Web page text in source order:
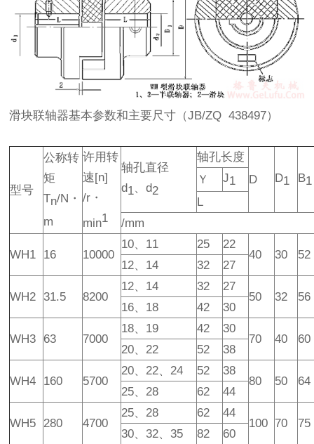
滑块联轴器基本参数和主要尺寸（JB/ZQ 438497）
型号
公称转
矩
Tn/N・
m
许用转
速[n]
/r・
min1
轴孔直径
d1、d2
轴孔长度
D
D1 B1
Ｙ J1
L
/mm
WH1 16 10000
10、11 25 22
40 30 52
12、14 32 27
WH2 31.5 8200
12、14 32 27
50 32 56
16、18 42 30
WH3 63 7000
18、19 42 30
70 40 60
20、22 52 38
WH4 160 5700
20、22、24 52 38
80 50 64
25、28 62 44
WH5 280 4700
25、28 62 44
100 70 75
30、32、35 82 60